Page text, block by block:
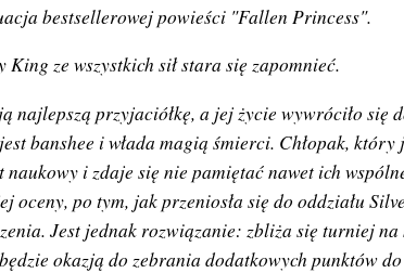
bestsellerowej powieści "Fallen Princess".
King ze wszystkich sił stara się zapomnieć.
najlepszą przyjaciółkę, a jej życie wywróciło się
banshee i włada magią śmierci. Chłopak, który
i zdaje się nie pamiętać nawet ich
oceny, po tym, jak przeniosła się do oddziału
Jest jednak rozwiązanie: zbliża się turniej
okazją do zebrania dodatkowych punktów